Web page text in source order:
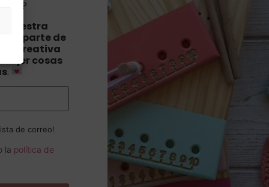
nuestra
parte de
creativa
tejer cosas
.
de correo!
la política de